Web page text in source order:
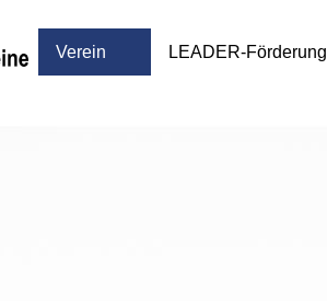
Verein LEADER-Förderung